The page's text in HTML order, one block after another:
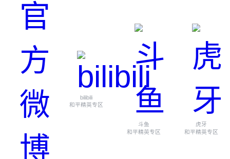
bilibili
和平精英专区
斗鱼
和平精英专区
虎牙
和平精英专区